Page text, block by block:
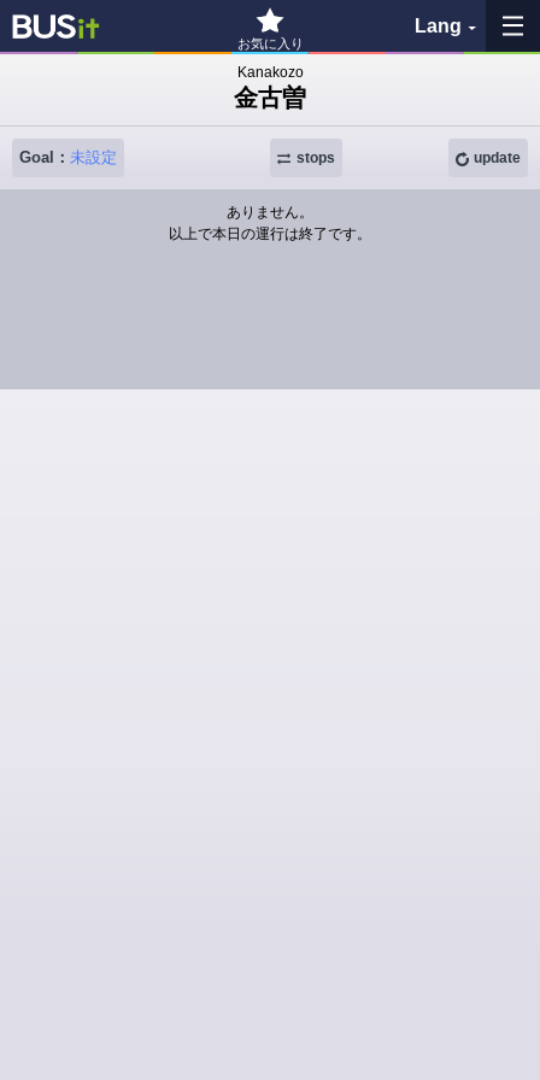
お気に入り
Lang
My Favorites
History
See the map
Kanakozo
金古曽
Goal： 未設定 update
stops
ありません。
以上で本日の運行は終了です。